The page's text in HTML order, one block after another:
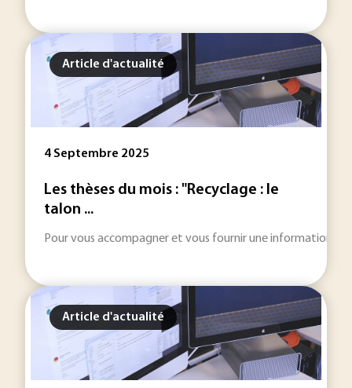
Article d'actualité
4 Septembre 2025
Les thèses du mois : "Recyclage : le
talon ...
Pour vous accompagner et vous fournir une information
Article d'actualité